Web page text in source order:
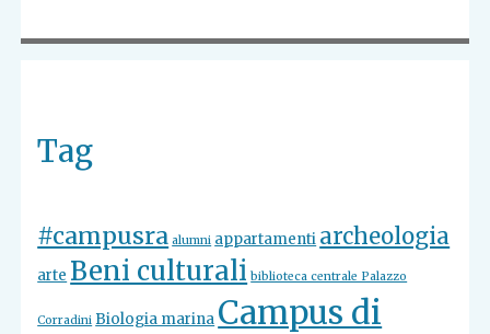
Tag
#campusra alumni appartamenti archeologia
arte Beni culturali biblioteca centrale Palazzo
Corradini Biologia marina Campus di